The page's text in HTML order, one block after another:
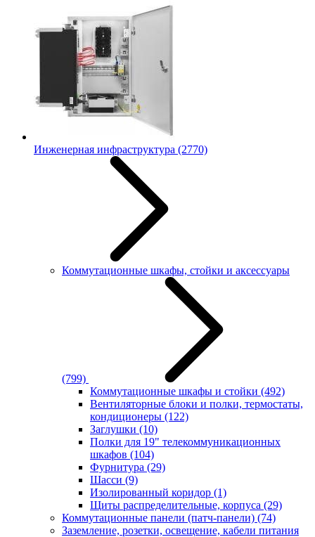
Инженерная инфраструктура (2770)
Коммутационные шкафы, стойки и аксессуары
(799)
Коммутационные шкафы и стойки (492)
Вентиляторные блоки и полки, термостаты,
кондиционеры (122)
Заглушки (10)
Полки для 19" телекоммуникационных
шкафов (104)
Фурнитура (29)
Шасси (9)
Изолированный коридор (1)
Щиты распределительные, корпуса (29)
Коммутационные панели (патч-панели) (74)
Заземление, розетки, освещение, кабели питания